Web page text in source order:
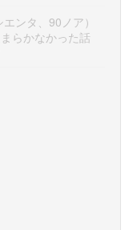
ンタ、90ノア）
らかなかった話